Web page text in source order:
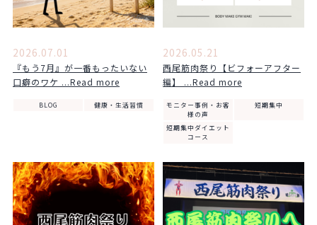
2026.07.01
『もう7月』が一番もったいない
口癖のワケ ...Read more
BLOG 健康・生活習慣
2026.05.21
西尾筋肉祭り【ビフォーアフター
編】 ...Read more
モニター事例・お客
様の声
短期集中
短期集中ダイエット
コース